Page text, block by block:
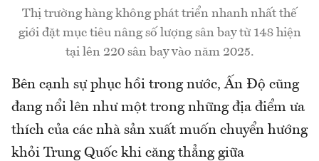
Thị trường hàng không phát triển nhanh nhất thế
giới đặt mục tiêu nâng số lượng sân bay từ 148 hiện
tại lên 220 sân bay vào năm 2025.
Bên cạnh sự phục hồi trong nước, Ấn Độ cũng
đang nổi lên như một trong những địa điểm ưa
thích của các nhà sản xuất muốn chuyển hướng
khỏi Trung Quốc khi căng thẳng giữa